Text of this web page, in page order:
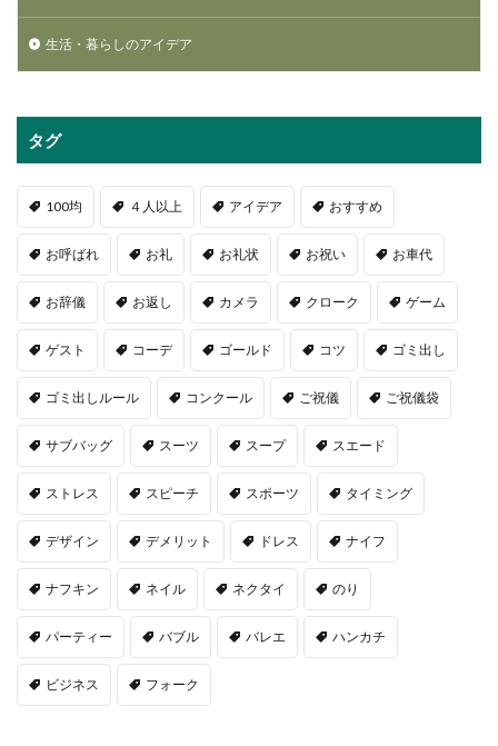
生活・暮らしのアイデア
タグ
100均 ４人以上 アイデア おすすめ
お呼ばれ お礼 お礼状 お祝い お車代
お辞儀 お返し カメラ クローク ゲーム
ゲスト コーデ ゴールド コツ ゴミ出し
ゴミ出しルール コンクール ご祝儀 ご祝儀袋
サブバッグ スーツ スープ スエード
ストレス スピーチ スポーツ タイミング
デザイン デメリット ドレス ナイフ
ナフキン ネイル ネクタイ のり
パーティー バブル バレエ ハンカチ
ビジネス フォーク